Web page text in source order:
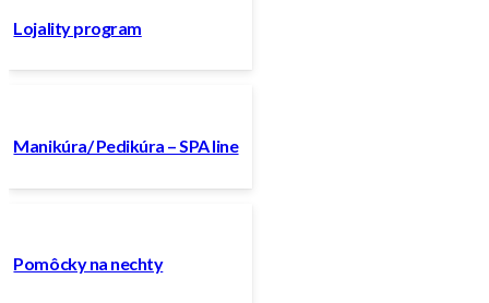
Lojality program
Manikúra/ Pedikúra – SPA line
Pomôcky na nechty